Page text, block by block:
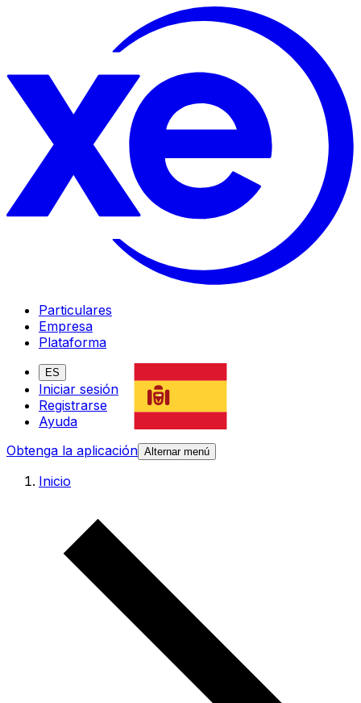
Particulares
Empresa
Plataforma
ES
Iniciar sesión
Registrarse
Ayuda
Obtenga la aplicación Alternar menú
Inicio